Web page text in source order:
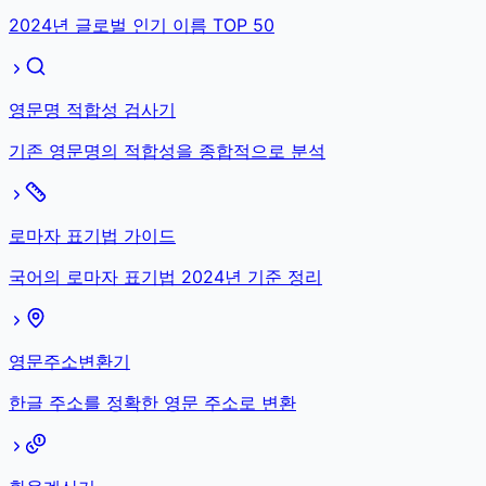
2024년 글로벌 인기 이름 TOP 50
영문명 적합성 검사기
기존 영문명의 적합성을 종합적으로 분석
로마자 표기법 가이드
국어의 로마자 표기법 2024년 기준 정리
영문주소변환기
한글 주소를 정확한 영문 주소로 변환